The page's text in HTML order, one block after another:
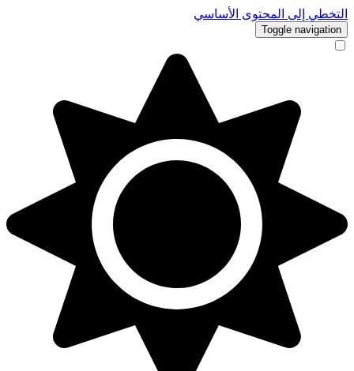
التخطي إلى المحتوى الأساسي
Toggle navigation